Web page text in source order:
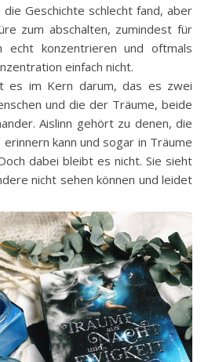
die Geschichte schlecht fand, aber
zum abschalten, zumindest für
echt konzentrieren und oftmals
einfach nicht.
es im Kern darum, das es zwei
und die der Träume, beide
Aislinn gehört zu denen, die
kann und sogar in Träume
dabei bleibt es nicht. Sie sieht
nicht sehen können und leidet